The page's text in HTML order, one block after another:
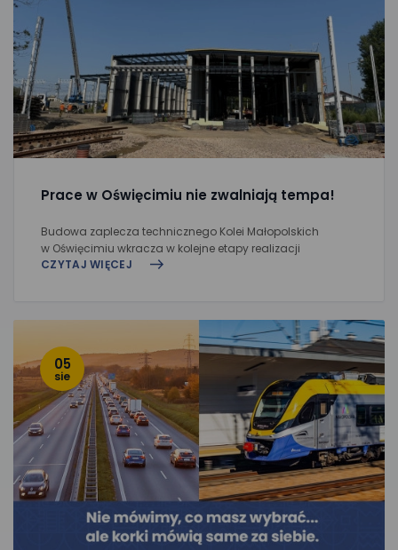
Prace w Oświęcimiu nie zwalniają tempa!
Budowa zaplecza technicznego Kolei Małopolskich
w Oświęcimiu wkracza w kolejne etapy realizacji
CZYTAJ WIĘCEJ
05
sie